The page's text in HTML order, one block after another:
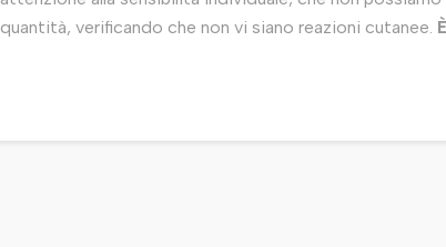
quantità, verificando che non vi siano reazioni cutanee.